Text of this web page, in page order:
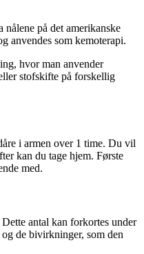
på det amerikanske
anvendes som kemoterapi.
hvor man anvender
stofskifte på forskellig
i armen over 1 time. Du vil
kan du tage hjem. Første
med.
antal kan forkortes under
de bivirkninger, som den